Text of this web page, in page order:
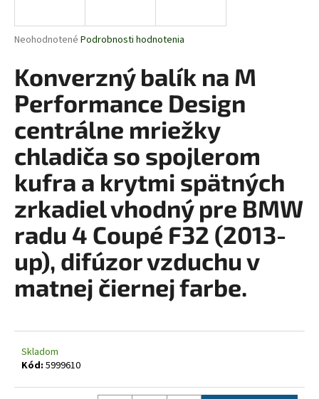
Priemerné
produktu
je
0,0
z
hviezdičiek.
Neohodnotené Podrobnosti hodnotenia
Konverzný balík na M
Performance Design
centrálne mriežky
chladiča so spojlerom
kufra a krytmi spätných
zrkadiel vhodný pre BMW
radu 4 Coupé F32 (2013-
up), difúzor vzduchu v
matnej čiernej farbe.
Skladom
Kód: 5999610
j
ť
?
HĽADAŤ
O
d
p
o
r
a
m